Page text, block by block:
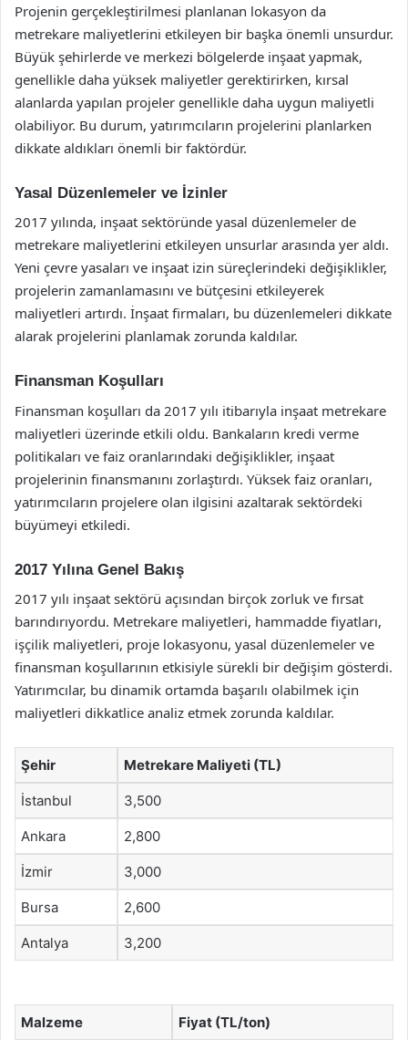
Projenin gerçekleştirilmesi planlanan lokasyon da
metrekare maliyetlerini etkileyen bir başka önemli unsurdur.
Büyük şehirlerde ve merkezi bölgelerde inşaat yapmak,
genellikle daha yüksek maliyetler gerektirirken, kırsal
alanlarda yapılan projeler genellikle daha uygun maliyetli
olabiliyor. Bu durum, yatırımcıların projelerini planlarken
dikkate aldıkları önemli bir faktördür.
Yasal Düzenlemeler ve İzinler
2017 yılında, inşaat sektöründe yasal düzenlemeler de
metrekare maliyetlerini etkileyen unsurlar arasında yer aldı.
Yeni çevre yasaları ve inşaat izin süreçlerindeki değişiklikler,
projelerin zamanlamasını ve bütçesini etkileyerek
maliyetleri artırdı. İnşaat firmaları, bu düzenlemeleri dikkate
alarak projelerini planlamak zorunda kaldılar.
Finansman Koşulları
Finansman koşulları da 2017 yılı itibarıyla inşaat metrekare
maliyetleri üzerinde etkili oldu. Bankaların kredi verme
politikaları ve faiz oranlarındaki değişiklikler, inşaat
projelerinin finansmanını zorlaştırdı. Yüksek faiz oranları,
yatırımcıların projelere olan ilgisini azaltarak sektördeki
büyümeyi etkiledi.
2017 Yılına Genel Bakış
2017 yılı inşaat sektörü açısından birçok zorluk ve fırsat
barındırıyordu. Metrekare maliyetleri, hammadde fiyatları,
işçilik maliyetleri, proje lokasyonu, yasal düzenlemeler ve
finansman koşullarının etkisiyle sürekli bir değişim gösterdi.
Yatırımcılar, bu dinamik ortamda başarılı olabilmek için
maliyetleri dikkatlice analiz etmek zorunda kaldılar.
Şehir Metrekare Maliyeti (TL)
İstanbul 3,500
Ankara 2,800
İzmir 3,000
Bursa 2,600
Antalya 3,200
Malzeme Fiyat (TL/ton)